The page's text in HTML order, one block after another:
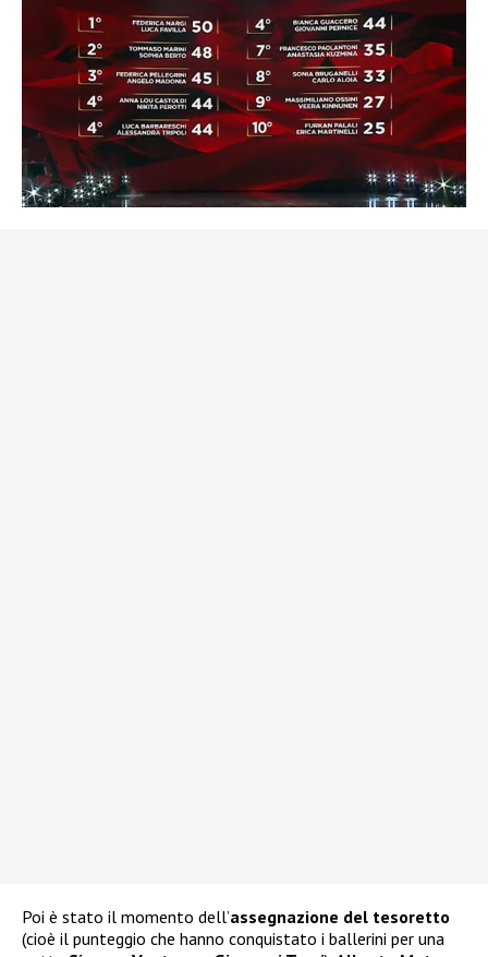
Poi è stato il momento dell’assegnazione del tesoretto
(cioè il punteggio che hanno conquistato i ballerini per una